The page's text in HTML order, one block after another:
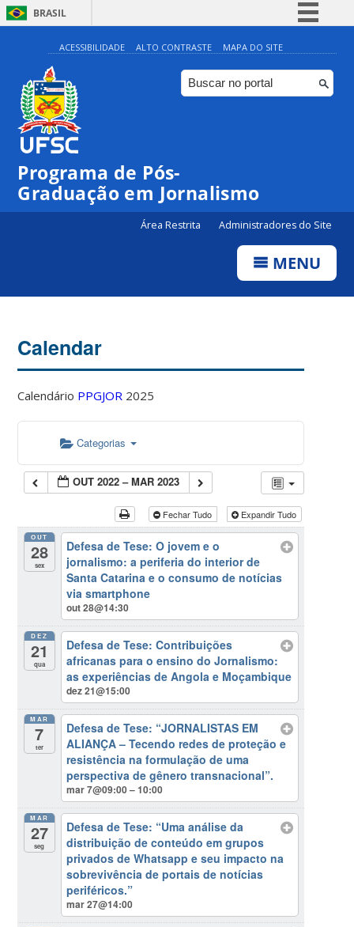
BRASIL
Simplifique!
Comunica BR
Participe
ACESSIBILIDADE ALTO CONTRASTE MAPA DO SITE
Programa de Pós-
Graduação em Jornalismo
Área Restrita Administradores do Site
MENU
Calendar
Calendário PPGJOR 2025
Categorias
OUT 2022 – MAR 2023
Fechar Tudo Expandir Tudo
OUT
28
sex
Defesa de Tese: O jovem e o
jornalismo: a periferia do interior de
Santa Catarina e o consumo de notícias
via smartphone
out 28@14:30
DEZ
21
qua
Defesa de Tese: Contribuições
africanas para o ensino do Jornalismo:
as experiências de Angola e Moçambique
dez 21@15:00
MAR
7
ter
Defesa de Tese: “JORNALISTAS EM
ALIANÇA – Tecendo redes de proteção e
resistência na formulação de uma
perspectiva de gênero transnacional”.
mar 7@09:00 – 10:00
MAR
27
seg
Defesa de Tese: “Uma análise da
distribuição de conteúdo em grupos
privados de Whatsapp e seu impacto na
sobrevivência de portais de notícias
periféricos.”
mar 27@14:00